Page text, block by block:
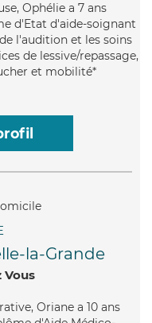
Ophélie a 7 ans
d'Etat d'aide-soignant
l'audition et les soins
de lessive/repassage,
et mobilité*
la-Grande
Vous
Oriane a 10 ans